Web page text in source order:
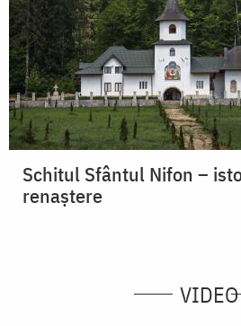
Schitul Sfântul Nifon –
renaștere
VIDEO